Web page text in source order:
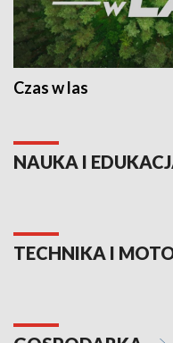
Czas w las
NAUKA I
TECHNIKA I